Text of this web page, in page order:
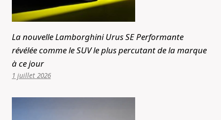
La nouvelle Lamborghini Urus SE Performante
révélée comme le SUV le plus percutant de la marque
à ce jour
1 juillet 2026